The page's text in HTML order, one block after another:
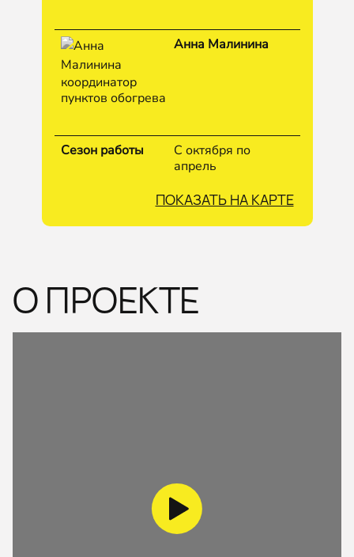
Сезон работы
С октября по
апрель
Анна Малинина
координатор
пунктов обогрева
ПОКАЗАТЬ НА КАРТЕ
О ПРОЕКТЕ